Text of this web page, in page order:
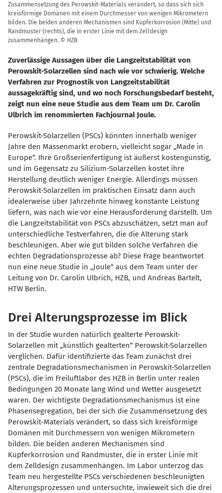
Zusammensetzung des Perowskit-Materials verändert, so dass sich sich
kreisförmige Domänen mit einem Durchmesser von wenigen Mikrometern
bilden. Die beiden anderen Mechanismen sind Kupferkorrosion (Mitte) und
Randmuster (rechts), die in erster Linie mit dem Zelldesign
zusammenhängen. © HZB
Zuverlässige Aussagen über die Langzeitstabilität von
Perowskit-Solarzellen sind nach wie vor schwierig. Welche
Verfahren zur Prognostik von Langzeitstabilität
aussagekräftig sind, und wo noch Forschungsbedarf besteht,
zeigt nun eine neue Studie aus dem Team um Dr. Carolin
Ulbrich im renommierten Fachjournal Joule.
Perowskit-Solarzellen (PSCs) könnten innerhalb weniger
Jahre den Massenmarkt erobern, vielleicht sogar „Made in
Europe“. Ihre Großserienfertigung ist äußerst kostengünstig,
und im Gegensatz zu Silizium-Solarzellen kostet ihre
Herstellung deutlich weniger Energie. Allerdings müssen
Perowskit-Solarzellen im praktischen Einsatz dann auch
idealerweise über Jahrzehnte hinweg konstante Leistung
liefern, was nach wie vor eine Herausforderung darstellt. Um
die Langzeitstabilität von PSCs abzuschätzen, setzt man auf
unterschiedliche Testverfahren, die die Alterung stark
beschleunigen. Aber wie gut bilden solche Verfahren die
echten Degradationsprozesse ab? Diese Frage beantwortet
nun eine neue Studie in „Joule“ aus dem Team unter der
Leitung von Dr. Carolin Ulbrich, HZB, und Andreas Bartelt,
HTW Berlin.
Drei Alterungsprozesse im Blick
In der Studie wurden natürlich gealterte Perowskit-
Solarzellen mit „künstlich gealterten“ Perowskit-Solarzellen
verglichen. Dafür identifizierte das Team zunächst drei
zentrale Degradationsmechanismen in Perowskit-Solarzellen
(PSCs), die im Freiluftlabor des HZB in Berlin unter realen
Bedingungen 20 Monate lang Wind und Wetter ausgesetzt
waren. Der wichtigste Degradationsmechanismus ist eine
Phasensegregation, bei der sich die Zusammensetzung des
Perowskit-Materials verändert, so dass sich kreisförmige
Domänen mit Durchmessern von wenigen Mikrometern
bilden. Die beiden anderen Mechanismen sind
Kupferkorrosion und Randmuster, die in erster Linie mit
dem Zelldesign zusammenhängen. Im Labor unterzog das
Team neu hergestellte PSCs verschiedenen beschleunigten
Alterungsprozessen und untersuchte, inwieweit sich die drei